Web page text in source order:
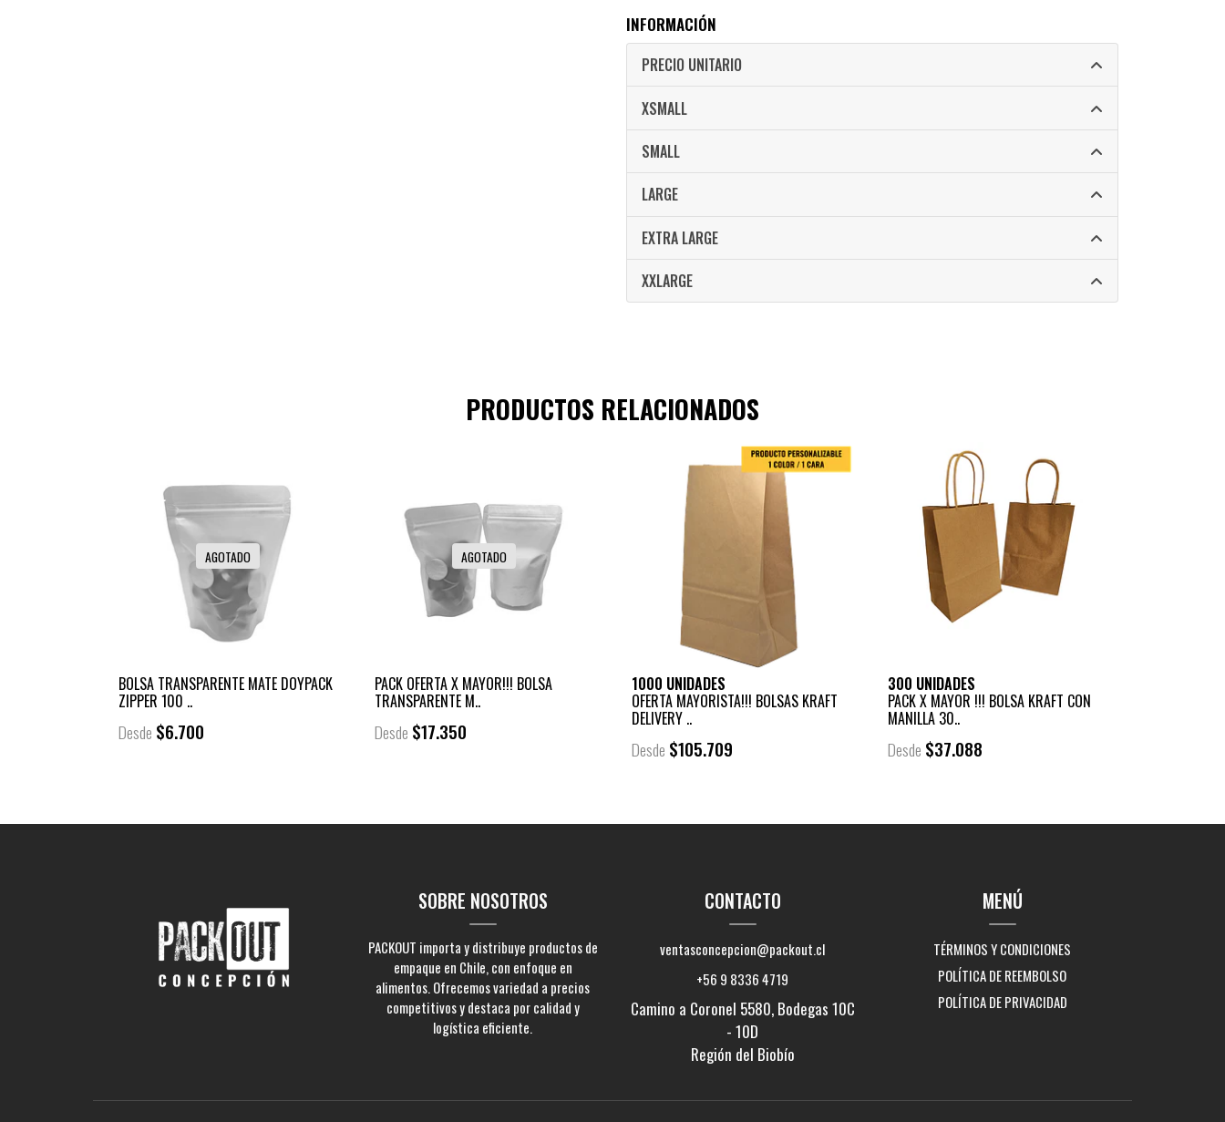
INFORMACIÓN
PRECIO UNITARIO
XSMALL
SMALL
LARGE
EXTRA LARGE
XXLARGE
PRODUCTOS RELACIONADOS
AGOTADO
BOLSA TRANSPARENTE MATE DOYPACK
ZIPPER 100 ..
Desde $6.700
AGOTADO
PACK OFERTA X MAYOR!!! BOLSA
TRANSPARENTE M..
Desde $17.350
1000 UNIDADES
OFERTA MAYORISTA!!! BOLSAS KRAFT
DELIVERY ..
Desde $105.709
300 UNIDADES
PACK X MAYOR !!! BOLSA KRAFT CON
MANILLA 30..
Desde $37.088
SOBRE NOSOTROS
PACKOUT importa y distribuye productos de
empaque en Chile, con enfoque en
alimentos. Ofrecemos variedad a precios
competitivos y destaca por calidad y
logística eficiente.
CONTACTO
ventasconcepcion@packout.cl
+56 9 8336 4719
Camino a Coronel 5580, Bodegas 10C
- 10D
Región del Biobío
MENÚ
TÉRMINOS Y CONDICIONES
POLÍTICA DE REEMBOLSO
POLÍTICA DE PRIVACIDAD